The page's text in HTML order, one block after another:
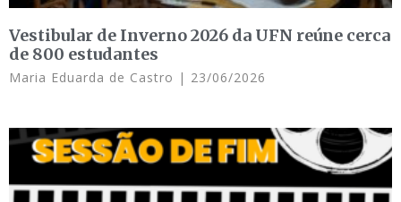
Vestibular de Inverno 2026 da UFN reúne cerca
de 800 estudantes
Maria Eduarda de Castro 23/06/2026